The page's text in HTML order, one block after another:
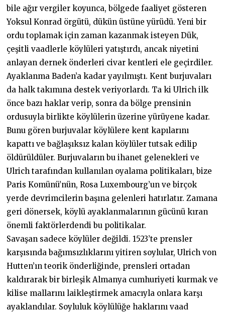
bile ağır vergiler koyunca, bölgede faaliyet gösteren
Yoksul Konrad örgütü, dükün üstüne yürüdü. Yeni bir
ordu toplamak için zaman kazanmak isteyen Dük,
çeşitli vaadlerle köylüleri yatıştırdı, ancak niyetini
anlayan dernek önderleri civar kentleri ele geçirdiler.
Ayaklanma Baden’a kadar yayılmıştı. Kent burjuvaları
da halk takımına destek veriyorlardı. Ta ki Ulrich ilk
önce bazı haklar verip, sonra da bölge prensinin
ordusuyla birlikte köylülerin üzerine yürüyene kadar.
Bunu gören burjuvalar köylülere kent kapılarını
kapattı ve bağlaşıksız kalan köylüler tutsak edilip
öldürüldüler. Burjuvaların bu ihanet gelenekleri ve
Ulrich tarafından kullanılan oyalama politikaları, bize
Paris Komünü’nün, Rosa Luxembourg’un ve birçok
yerde devrimcilerin başına gelenleri hatırlatır. Zamana
geri dönersek, köylü ayaklanmalarının gücünü kıran
önemli faktörlerdendi bu politikalar.
Savaşan sadece köylüler değildi. 1523’te prensler
karşısında bağımsızlıklarını yitiren soylular, Ulrich von
Hutten’ın teorik önderliğinde, prensleri ortadan
kaldırarak bir birleşik Almanya cumhuriyeti kurmak ve
kilise mallarını laikleştirmek amacıyla onlara karşı
ayaklandılar. Soyluluk köylülüğe haklarını vaad